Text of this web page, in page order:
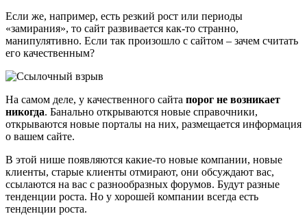
Если же, например, есть резкий рост или периоды
«замирания», то сайт развивается как-то странно,
манипулятивно. Если так произошло с сайтом – зачем считать
его качественным?
На самом деле, у качественного сайта порог не возникает
никогда. Банально открываются новые справочники,
открываются новые порталы на них, размещается информация
о вашем сайте.
В этой нише появляются какие-то новые компании, новые
клиенты, старые клиенты отмирают, они обсуждают вас,
ссылаются на вас с разнообразных форумов. Будут разные
тенденции роста. Но у хорошей компании всегда есть
тенденции роста.